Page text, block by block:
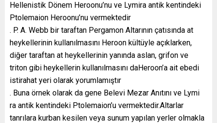
Hellenistik Dönem Heroonu’nu ve Lymira antik kentindeki
Ptolemaion Heroonu’nu vermektedir
. P. A. Webb bir taraftan Pergamon Altarının çatısında at
heykellerinin kullanılmasını Heroon kültüyle açıklarken,
diğer taraftan at heykellerinin yanında aslan, grifon ve
triton gibi heykellerin kullanılmasını daHeroon’a ait ebedi
istirahat yeri olarak yorumlamıştır
. Buna örnek olarak da gene Belevi Mezar Anıtını ve Lymi
ra antik kentindeki Ptolemaion’u vermektedir.Altarlar
tanrılara kurban kesilen veya sunum yapılan yerler olmakla